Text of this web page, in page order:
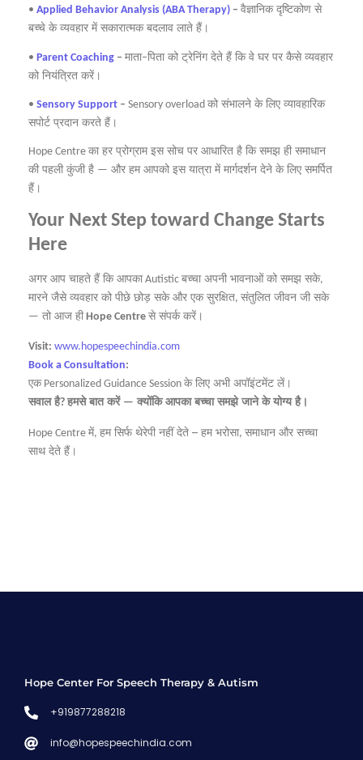
• Applied Behavior Analysis (ABA Therapy) – वैज्ञानिक दृष्टिकोण से
बच्चे के व्यवहार में सकारात्मक बदलाव लाते हैं।
• Parent Coaching – माता–पिता को ट्रेनिंग देते हैं कि वे घर पर कैसे व्यवहार
को नियंत्रित करें।
• Sensory Support – Sensory overload को संभालने के लिए व्यावहारिक
सपोर्ट प्रदान करते हैं।
Hope Centre का हर प्रोग्राम इस सोच पर आधारित है कि समझ ही समाधान
की पहली कुंजी है — और हम आपको इस यात्रा में मार्गदर्शन देने के लिए समर्पित
हैं।
Your Next Step toward Change Starts
Here
अगर आप चाहते हैं कि आपका Autistic बच्चा अपनी भावनाओं को समझ सके,
मारने जैसे व्यवहार को पीछे छोड़ सके और एक सुरक्षित, संतुलित जीवन जी सके
— तो आज ही Hope Centre से संपर्क करें।
Visit: www.hopespeechindia.com
Book a Consultation:
एकPersonalized Guidance Session के लिए अभी अपॉइंटमेंट लें।
सवाल है? हमसे बात करें — क्योंकि आपका बच्चा समझे जाने के योग्य है।
Hope Centre में, हम सिर्फ थेरेपी नहीं देते – हम भरोसा, समाधान और सच्चा
साथ देते हैं।
Hope Center For Speech Therapy & Autism
+919877288218
info@hopespeechindia.com